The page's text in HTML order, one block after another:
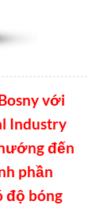
với
Industry
đến
phần
độ bóng